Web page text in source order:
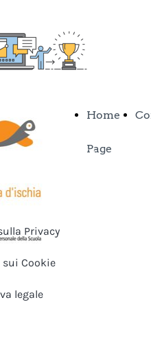
in allestimento
Privacy
Cookie
legale
Home
Page